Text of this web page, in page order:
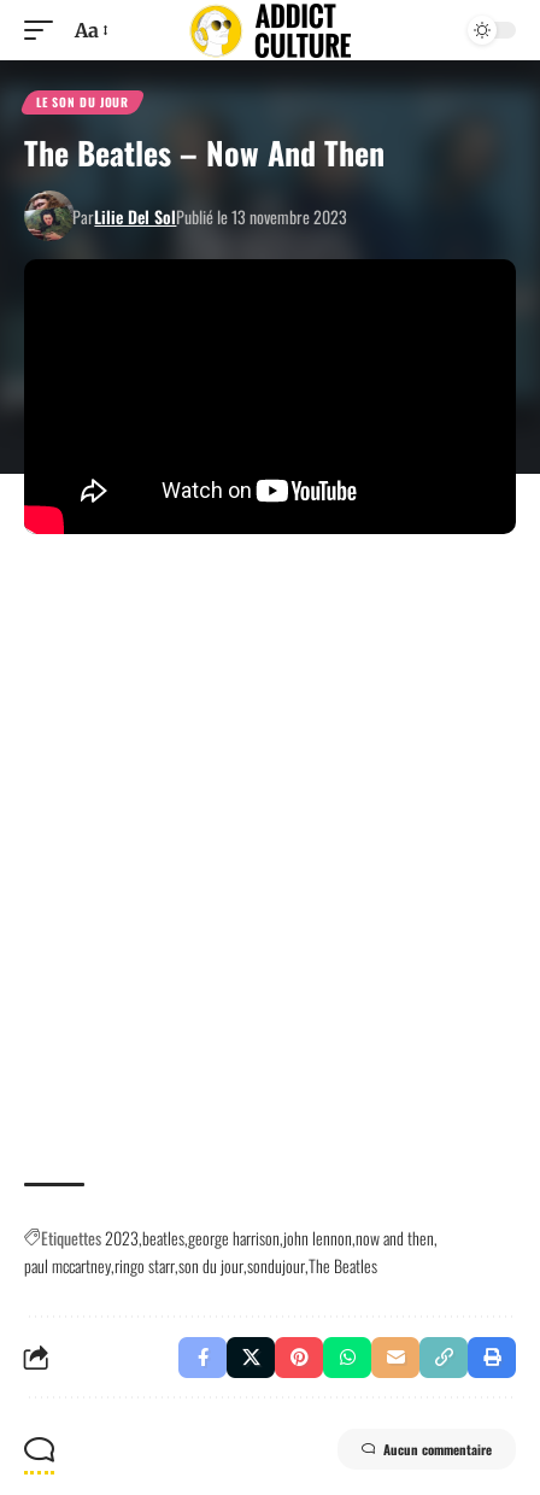
Aa
LE SON DU JOUR
The Beatles – Now And Then
ParLilie Del SolPublié le 13 novembre 2023
Etiquettes2023beatlesgeorge harrison john lennonnow and then
paul mccartneyringo starrson du joursondujourThe Beatles
Aucun commentaire